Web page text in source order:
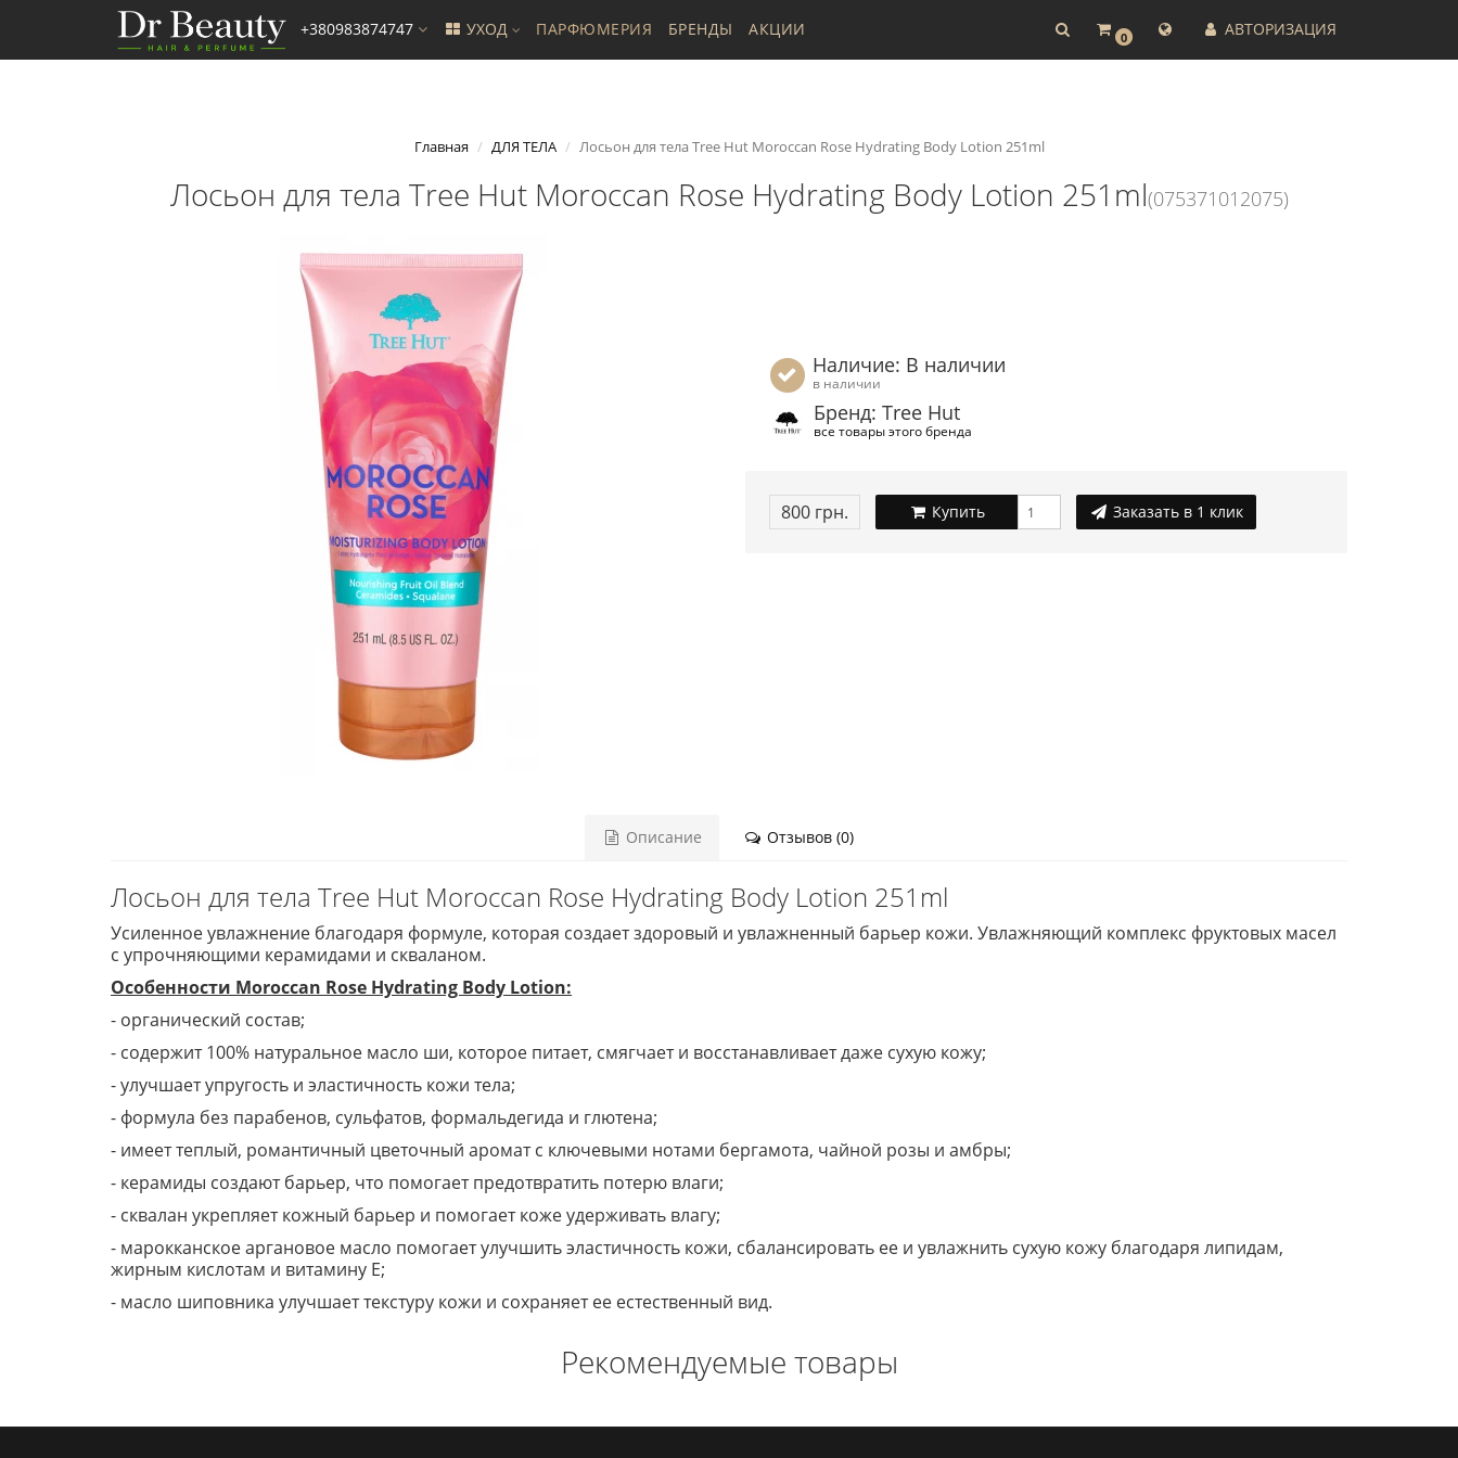
0 АВТОРИЗАЦИЯ
+380983874747 УХОД ПАРФЮМЕРИЯ БРЕНДЫ АКЦИИ
Главная ДЛЯ ТЕЛА Лосьон для тела Tree Hut Moroccan Rose Hydrating Body Lotion 251ml
Лосьон для тела Tree Hut Moroccan Rose Hydrating Body Lotion 251ml(075371012075)
Наличие: В наличии
в наличии
Бренд: Tree Hut
все товары этого бренда
800 грн. Купить Заказать в 1 клик
Описание Отзывов (0)
Лосьон для тела Tree Hut Moroccan Rose Hydrating Body Lotion 251ml
Усиленное увлажнение благодаря формуле, которая создает здоровый и увлажненный барьер кожи. Увлажняющий комплекс фруктовых масел
с упрочняющими керамидами и скваланом.
Особенности Moroccan Rose Hydrating Body Lotion:
- органический состав;
- содержит 100% натуральное масло ши, которое питает, смягчает и восстанавливает даже сухую кожу;
- улучшает упругость и эластичность кожи тела;
- формула без парабенов, сульфатов, формальдегида и глютена;
- имеет теплый, романтичный цветочный аромат с ключевыми нотами бергамота, чайной розы и амбры;
- керамиды создают барьер, что помогает предотвратить потерю влаги;
- сквалан укрепляет кожный барьер и помогает коже удерживать влагу;
- марокканское аргановое масло помогает улучшить эластичность кожи, сбалансировать ее и увлажнить сухую кожу благодаря липидам,
жирным кислотам и витамину Е;
- масло шиповника улучшает текстуру кожи и сохраняет ее естественный вид.
Рекомендуемые товары